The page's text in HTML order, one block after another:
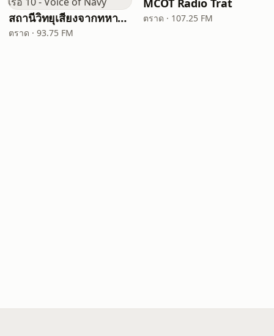
สถานีวิทยุเสียงจากทหารเรือ 10 - Voice of Navy
ตราด · 93.75 FM
MCOT Radio Trat
ตราด · 107.25 FM